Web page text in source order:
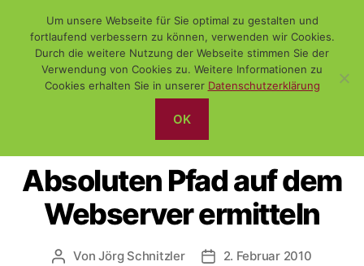
WiSch
Kategorien
PROGRAMMIERUNG WEBSITEERSTELLUNG
Absoluten Pfad auf dem
Webserver ermitteln
Beitragsautor
VonJörg Schnitzler Veröffentlichungsdatum
2. Februar 2010
Um unsere Webseite für Sie optimal zu gestalten und
fortlaufend verbessern zu können, verwenden wir Cookies.
Durch die weitere Nutzung der Webseite stimmen Sie der
Verwendung von Cookies zu. Weitere Informationen zu
Cookies erhalten Sie in unserer Datenschutzerklärung
OK